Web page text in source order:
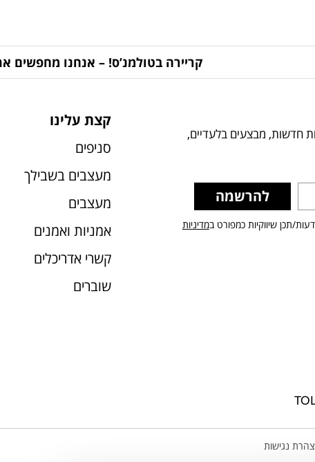
קריירה בטולמנ’ס! – אנחנו מחפשים
חדשות, מבצעים בלעדיים,
להרשמה
תכן שיווקיות כמפורט במדיניות
קצת עלינו
סניפים
מעצבים בשבילך
מעצבים
אמניות ואמנים
קשרי אדריכלים
שוברים
נגישות